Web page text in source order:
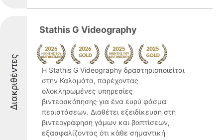
Διακριθέντες
Stathis G Videography
Η Stathis G Videography δραστηριοποιείται
στην Καλαμάτα, παρέχοντας
ολοκληρωμένες υπηρεσίες
βιντεοσκόπησης για ένα ευρύ φάσμα
περιστάσεων. Διαθέτει εξειδίκευση στη
βιντεογράφηση γάμων και βαπτίσεων,
εξασφαλίζοντας ότι κάθε σημαντική